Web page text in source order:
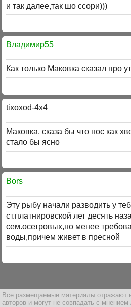
и так далее,так шо ссори)))
Владимир55
Как только Маковка сказал про
tixoxod-4x4
Маковка, сказа бы что нос как
стало бы ясно
Bors
Эту рыбу начали разводить у
ст.платнировской лет десять
сем.осетровых,но менее
воды,причем живет в пресной
Все размещаемые материалы отражают
авторов и могут не совпадать с